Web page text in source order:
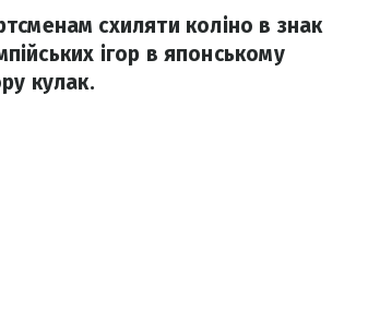
схиляти коліно в знак
ігор в японському
кулак.